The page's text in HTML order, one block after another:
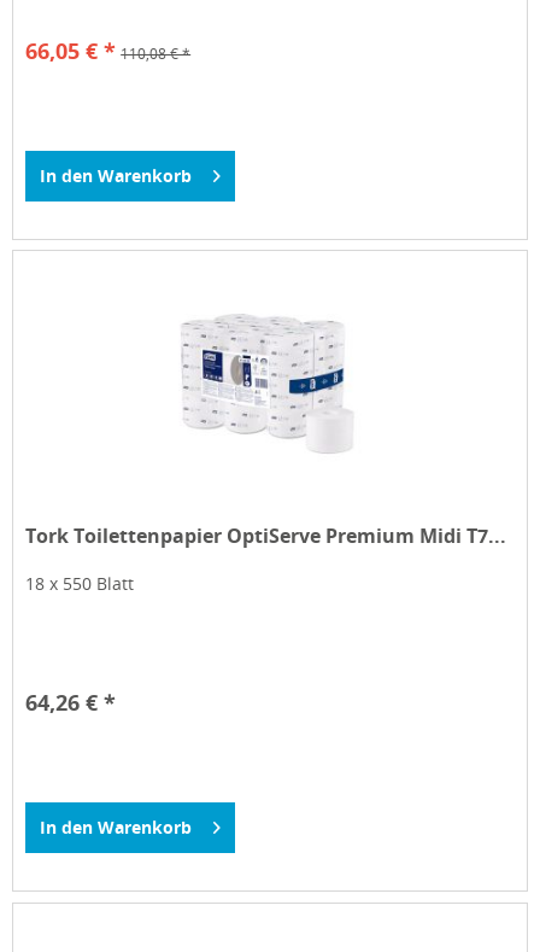
66,05 € * 110,08 € *
In den Warenkorb
Tork Toilettenpapier OptiServe Premium Midi T7...
18 x 550 Blatt
64,26 € *
In den Warenkorb